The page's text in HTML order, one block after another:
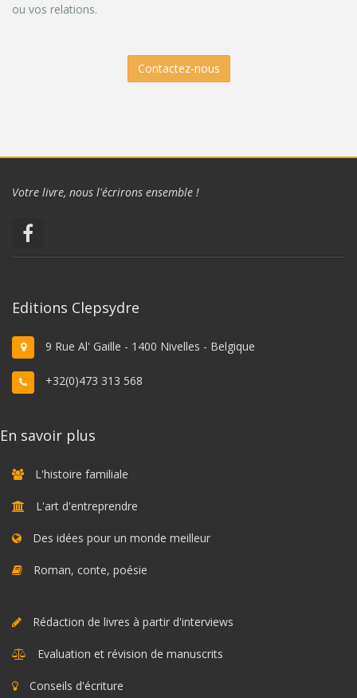
ou vos relations.
Contactez-nous
Votre livre, nous l'écrirons ensemble !
Editions Clepsydre
9 Rue Al' Gaille - 1400 Nivelles - Belgique
+32(0)473 313 568
En savoir plus
L'histoire familiale
L'art d'entreprendre
Des idées pour un monde meilleur
Roman, conte, poésie
Rédaction de livres à partir d'interviews
Evaluation et révision de manuscrits
Conseils d'écriture